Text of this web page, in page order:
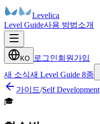
Levelica
Level Guide사용 방법소개
KO 로그인회원가입
새 소식새 Level Guide 8종
가이드/Self Development
🎓